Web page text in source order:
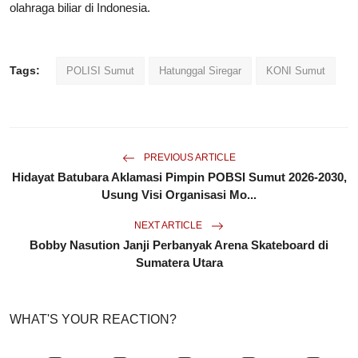
olahraga biliar di Indonesia.
Tags: POLISI Sumut Hatunggal Siregar KONI Sumut
PREVIOUS ARTICLE
Hidayat Batubara Aklamasi Pimpin POBSI Sumut 2026-2030,
Usung Visi Organisasi Mo...
NEXT ARTICLE
Bobby Nasution Janji Perbanyak Arena Skateboard di
Sumatera Utara
WHAT'S YOUR REACTION?